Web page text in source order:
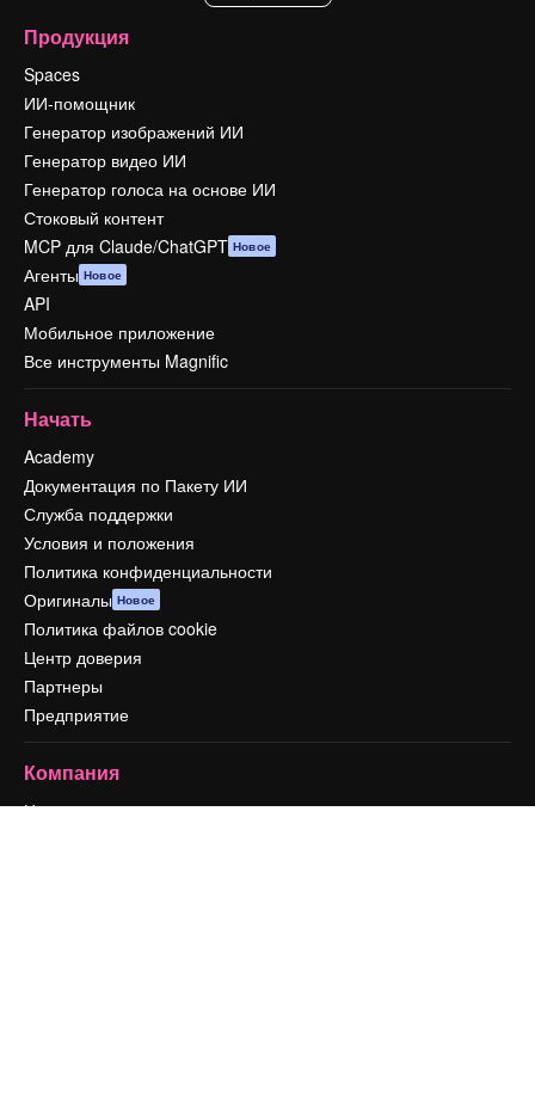
Продукция
Spaces
ИИ-помощник
Генератор изображений ИИ
Генератор видео ИИ
Генератор голоса на основе ИИ
Стоковый контент
MCP для Claude/ChatGPT Новое
Агенты Новое
API
Мобильное приложение
Все инструменты Magnific
Начать
Academy
Документация по Пакету ИИ
Служба поддержки
Условия и положения
Политика конфиденциальности
Оригиналы Новое
Политика файлов cookie
Центр доверия
Партнеры
Предприятие
Компания
Цены